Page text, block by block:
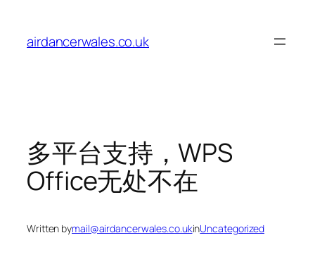
content
airdancerwales.co.uk
多平台支持，WPS
Office无处不在
Written bymail@airdancerwales.co.ukinUncategorized